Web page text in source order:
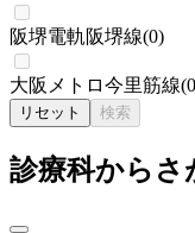
阪堺電軌阪堺線(0)
大阪メトロ今里筋線(0
リセット 検索
診療科からさ